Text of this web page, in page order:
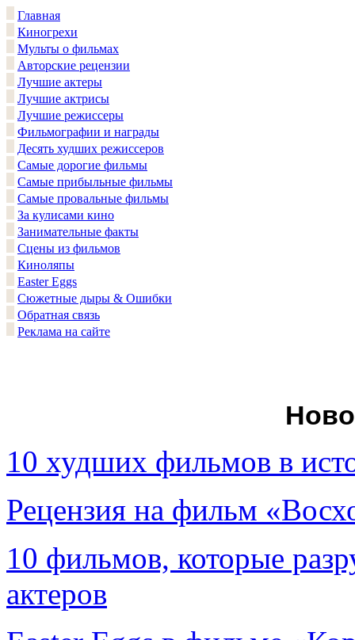
Главная
Киногрехи
Мульты о фильмах
Авторские рецензии
Лучшие актеры
Лучшие актрисы
Лучшие режиссеры
Фильмографии и награды
Десять худших режиссеров
Самые дорогие фильмы
Самые прибыльные фильмы
Самые провальные фильмы
За кулисами кино
Занимательные факты
Сцены из фильмов
Киноляпы
Easter Eggs
Сюжетные дыры & Ошибки
Обратная связь
Реклама на сайте
10 худших фильмов в
Рецензия на фильм
10 фильмов, которые
актеров